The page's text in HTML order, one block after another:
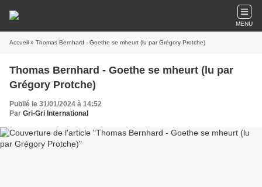
MENU
Accueil » Thomas Bernhard - Goethe se mheurt (lu par Grégory Protche)
Thomas Bernhard - Goethe se mheurt (lu par
Grégory Protche)
Publié le 31/01/2024 à 14:52
Par Gri-Gri International